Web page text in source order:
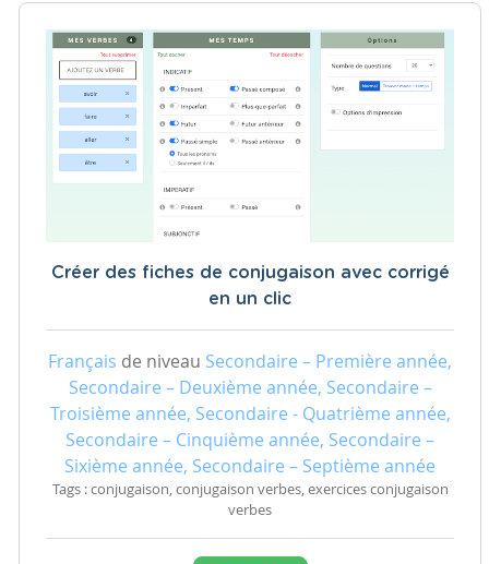
Créer des fiches de conjugaison avec corrigé
en un clic
Français de niveau Secondaire – Première année,
Secondaire – Deuxième année, Secondaire –
Troisième année, Secondaire - Quatrième année,
Secondaire – Cinquième année, Secondaire –
Sixième année, Secondaire – Septième année
Tags : conjugaison, conjugaison verbes, exercices conjugaison
verbes